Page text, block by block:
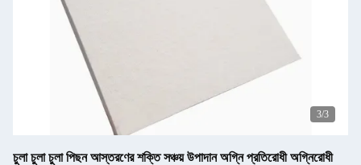
3/3
চুলা চুলা চুলা পিছন আস্তরণের শক্তি সঞ্চয় উপাদান অগ্নি প্রতিরোধী অগ্নিরোধী